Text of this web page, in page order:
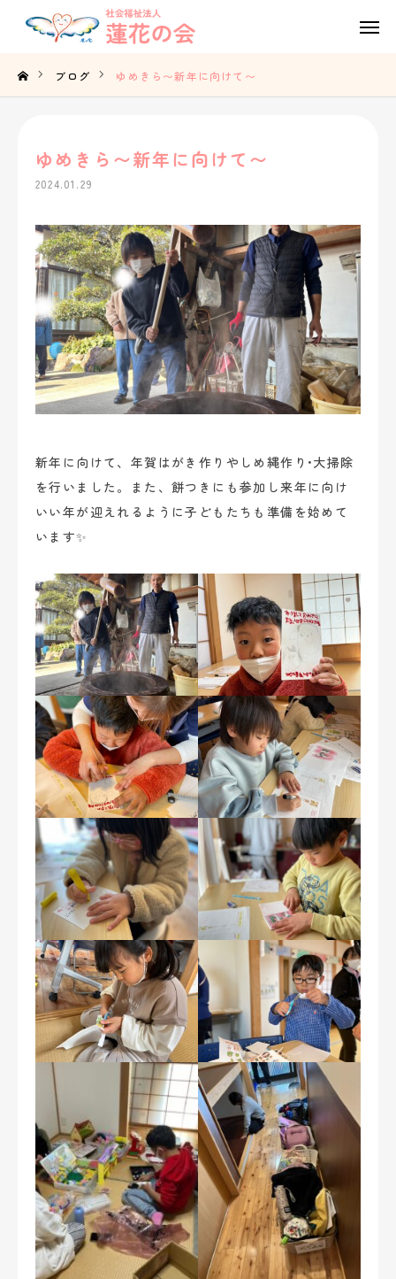
ブログ ゆめきら〜新年に向けて〜
ゆめきら〜新年に向けて〜
2024.01.29
新年に向けて、年賀はがき作りやしめ縄作り•大掃除
を行いました。また、餅つきにも参加し来年に向け
いい年が迎えれるように子どもたちも準備を始めて
います✨
Tel
TOP
事業内容
法人概要
採用情報
お知らせ
お問い合わせ